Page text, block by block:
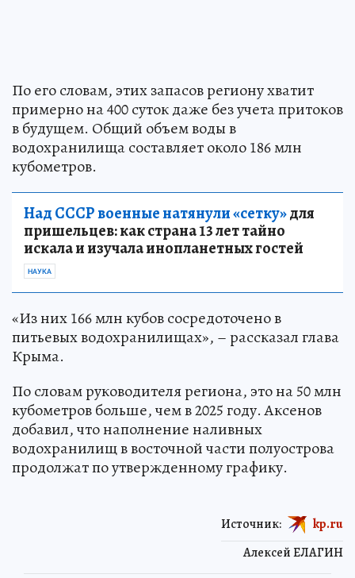
По его словам, этих запасов региону хватит
примерно на 400 суток даже без учета притоков
в будущем. Общий объем воды в
водохранилища составляет около 186 млн
кубометров.
Над СССР военные натянули «сетку»для
пришельцев: как страна 13 лет тайно
искала и изучала инопланетных гостей
НАУКА
«Из них 166 млн кубов сосредоточено в
питьевых водохранилищах», – рассказал глава
Крыма.
По словам руководителя региона, это на 50 млн
кубометров больше, чем в 2025 году. Аксенов
добавил, что наполнение наливных
водохранилищ в восточной части полуострова
продолжат по утвержденному графику.
Алексей ЕЛАГИН
Источник: kp.ru